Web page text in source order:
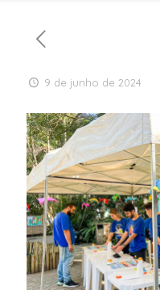
9 de junho de 2024